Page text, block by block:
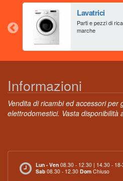
Lavatrici
Parti e pezzi di
marche
Informazioni
Vendita di ricambi ed accessori per
elettrodomestici. Vasta disponibilità
Lun - Ven 08.30 - 12.30 | 14.30 -
Sab 08.30 - 12.30 Dom Chiuso